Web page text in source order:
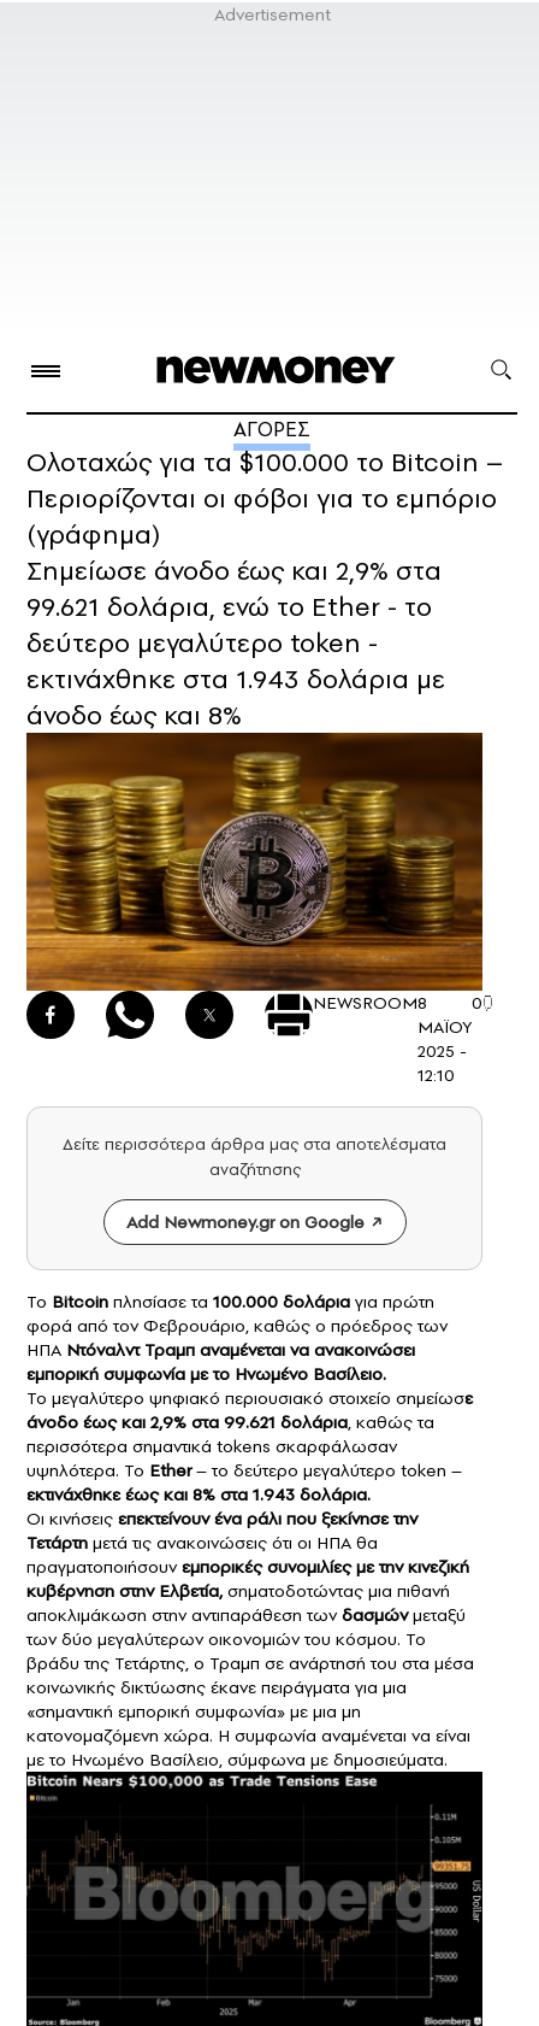
ΑΓΟΡΕΣ
Ολοταχώς για τα $100.000 το Bitcoin –
Περιορίζονται οι φόβοι για το εμπόριο
(γράφημα)
Σημείωσε άνοδο έως και 2,9% στα
99.621 δολάρια, ενώ το Ether - το
δεύτερο μεγαλύτερο token -
εκτινάχθηκε στα 1.943 δολάρια με
άνοδο έως και 8%
NEWSROOM8
ΜΑΪΟΥ
2025 -
12:10
0
Δείτε περισσότερα άρθρα μας στα αποτελέσματα
αναζήτησης
Add Newmoney.gr on Google
Το Bitcoin πλησίασε τα 100.000 δολάρια για πρώτη
φορά από τον Φεβρουάριο, καθώς ο πρόεδρος των
ΗΠΑ Ντόναλντ Τραμπ αναμένεται να ανακοινώσει
εμπορική συμφωνία με το Ηνωμένο Βασίλειο.
Το μεγαλύτερο ψηφιακό περιουσιακό στοιχείο σημείωσε
άνοδο έως και 2,9% στα 99.621 δολάρια, καθώς τα
περισσότερα σημαντικά tokens σκαρφάλωσαν
υψηλότερα. Το Ether– το δεύτερο μεγαλύτερο token –
εκτινάχθηκε έως και 8% στα 1.943 δολάρια.
Οι κινήσεις επεκτείνουν ένα ράλι που ξεκίνησε την
Τετάρτη μετά τις ανακοινώσεις ότι οι ΗΠΑ θα
πραγματοποιήσουνεμπορικές συνομιλίες με την κινεζική
κυβέρνηση στην Ελβετία,σηματοδοτώντας μια πιθανή
αποκλιμάκωση στην αντιπαράθεση τωνδασμώνμεταξύ
των δύο μεγαλύτερων οικονομιών του κόσμου. Το
βράδυ της Τετάρτης, ο Τραμπ σε ανάρτησή του στα μέσα
κοινωνικής δικτύωσης έκανε πειράγματα για μια
«σημαντική εμπορική συμφωνία» με μια μη
κατονομαζόμενη χώρα. Η συμφωνία αναμένεται να είναι
με το Ηνωμένο Βασίλειο, σύμφωνα με δημοσιεύματα.